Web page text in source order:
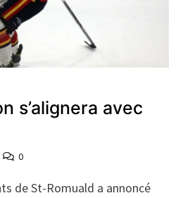
s’alignera avec
0
de St-Romuald a annoncé